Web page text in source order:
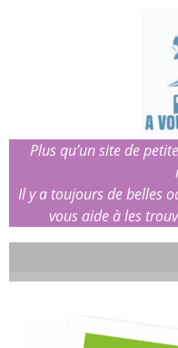
Plus qu’un site de
Il y a toujours de belles
vous aide à les